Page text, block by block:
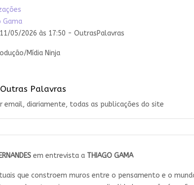
Gama
05/2026 às 17:50 - OutrasPalavras
Mídia Ninja
Palavras
email, diariamente, todas as publicações do site
em entrevista a THIAGO GAMA
que constroem muros entre o pensamento e o